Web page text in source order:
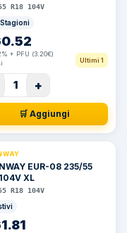
R18 104V
+ PFU (3.20€)
Ultimi 1
1 +
🛒 Aggiungi
EUR-08 235/55
XL
R18 104V